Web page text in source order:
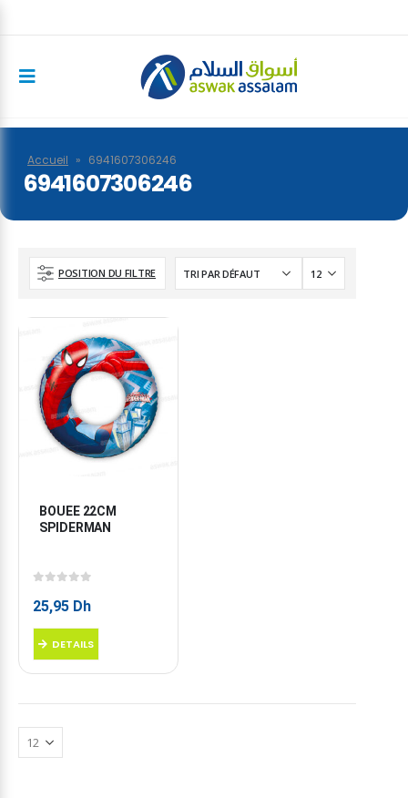
Accueil » 6941607306246
6941607306246
POSITION DU FILTRE
BOUEE 22CM
SPIDERMAN
25,95 Dh
DETAILS